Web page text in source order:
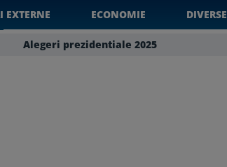
EXTERNE ECONOMIE DIVERSE
Alegeri prezidentiale 2025